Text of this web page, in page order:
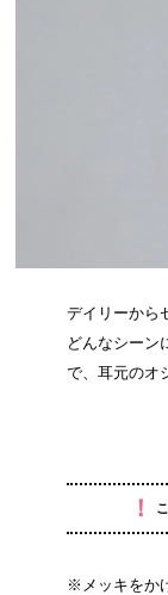
デイリーから
どんなシーン
で、耳元のオ
！
※メッキをか